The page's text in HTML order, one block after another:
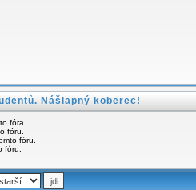
Nášlapný koberec!
fóra.
fóru.
fóru.
fóru.